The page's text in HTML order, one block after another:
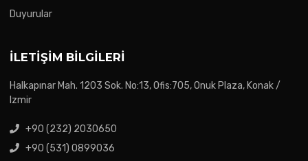
Duyurular
İLETIŞIM BILGILERI
Halkapınar Mah. 1203 Sok. No:13, Ofis:705, Onuk Plaza, Konak /
Izmir
+90 (232) 2030650
+90 (531) 0899036